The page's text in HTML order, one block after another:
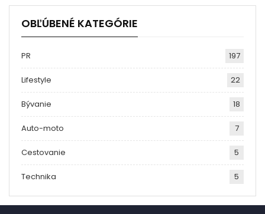
OBĽÚBENÉ KATEGÓRIE
PR 197
Lifestyle 22
Bývanie 18
Auto-moto 7
Cestovanie 5
Technika 5